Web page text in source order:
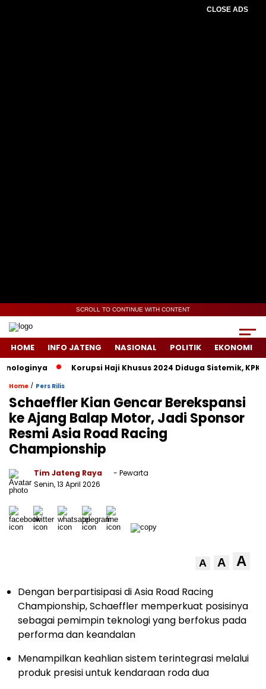
CLOSE ADS
SCROLL TO CONTINUE WITH CONTENT
HOME INFO JATENG NASIONAL POLITIK EKONOMI
Korupsi Haji Khusus 2024 Diduga Sistemik, KPK
Home / Pers Rilis
Schaeffler Kian Gencar Berekspansi
ke Ajang Balap Motor, Jadi Sponsor
Resmi Asia Road Racing
Championship
Tim Jateng Raya
- Pewarta
Senin, 13 April 2026
A A A
Dengan berpartisipasi di Asia Road Racing
Championship, Schaeffler memperkuat posisinya
sebagai pemimpin teknologi yang berfokus pada
performa dan keandalan
Menampilkan keahlian sistem terintegrasi melalui
produk presisi untuk kendaraan roda dua